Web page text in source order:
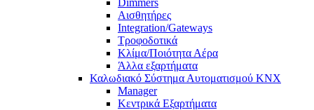
Dimmers
Αισθητήρες
Integration/Gateways
Τροφοδοτικά
Κλίμα/Ποιότητα Αέρα
Άλλα εξαρτήματα
Καλωδιακό Σύστημα Αυτοματισμού KNX
Manager
Κεντρικά Εξαρτήματα